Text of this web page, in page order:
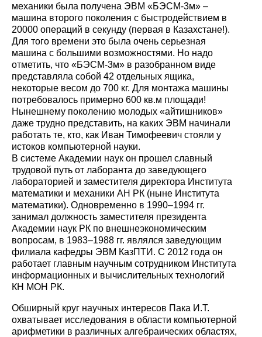
механики была получена ЭВМ «БЭСМ-3м» –
машина второго поколения с быстродействием в
20000 операций в секунду (первая в Казахстане!).
Для того времени это была очень серьезная
машина с большими возможностями. Но надо
отметить, что «БЭСМ-3м» в разобранном виде
представляла собой 42 отдельных ящика,
некоторые весом до 700 кг. Для монтажа машины
потребовалось примерно 600 кв.м площади!
Нынешнему поколению молодых «айтишников»
даже трудно представить, на каких ЭВМ начинали
работать те, кто, как Иван Тимофеевич стояли у
истоков компьютерной науки.
В системе Академии наук он прошел славный
трудовой путь от лаборанта до заведующего
лабораторией и заместителя директора Института
математики и механики АН РК (ныне Института
математики). Одновременно в 1990–1994 гг.
занимал должность заместителя президента
Академии наук РК по внешнеэкономическим
вопросам, в 1983–1988 гг. являлся заведующим
филиала кафедры ЭВМ КазПТИ. С 2012 года он
работает главным научным сотрудником Института
информационных и вычислительных технологий
КН МОН РК.
Обширный круг научных интересов Пака И.Т.
охватывает исследования в области компьютерной
арифметики в различных алгебраических областях,